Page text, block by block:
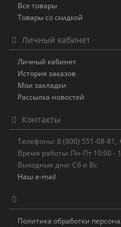
Все товары
Товары со скидкой
Личный кабинет
Личный кабинет
История заказов
Мои закладки
Рассылка новостей
Контакты
Телефоны: 8 (800) 551-08-81,
Время работы: Пн-Пт 10:00 -
Выходные дни: Сб и Вс
Наш e-mail
Политика обработки